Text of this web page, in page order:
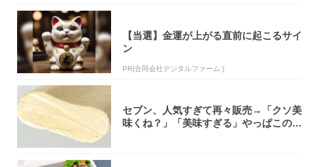
【当選】金運が上がる直前に起こるサイ
ン
PR(合同会社デジタルファーム )
セブン、人気すぎて再々販売→「クソ美
味くね？」「美味すぎる」やっぱこのク